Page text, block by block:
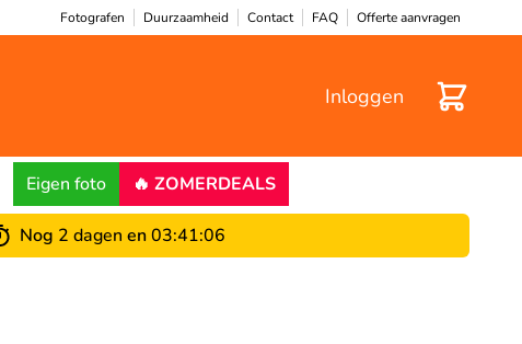
Fotografen Duurzaamheid Contact FAQ Offerte aanvragen
Inloggen
Eigen foto 🔥 ZOMERDEALS
Nog 2 dagen en03:41:05